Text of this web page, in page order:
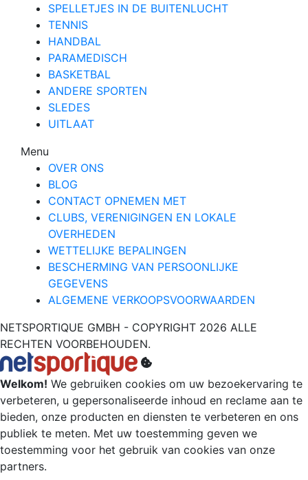
SPELLETJES IN DE BUITENLUCHT
TENNIS
HANDBAL
PARAMEDISCH
BASKETBAL
ANDERE SPORTEN
SLEDES
UITLAAT
Menu
OVER ONS
BLOG
CONTACT OPNEMEN MET
CLUBS, VERENIGINGEN EN LOKALE
OVERHEDEN
WETTELIJKE BEPALINGEN
BESCHERMING VAN PERSOONLIJKE
GEGEVENS
ALGEMENE VERKOOPSVOORWAARDEN
NETSPORTIQUE GMBH - COPYRIGHT 2026 ALLE
RECHTEN VOORBEHOUDEN.
Welkom! We gebruiken cookies om uw bezoekervaring te
verbeteren, u gepersonaliseerde inhoud en reclame aan te
bieden, onze producten en diensten te verbeteren en ons
publiek te meten. Met uw toestemming geven we
toestemming voor het gebruik van cookies van onze
partners.